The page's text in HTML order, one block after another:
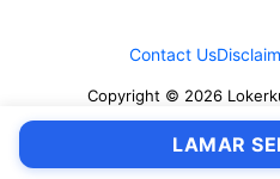
LAMAR
Contact Us
Copyright © 2026